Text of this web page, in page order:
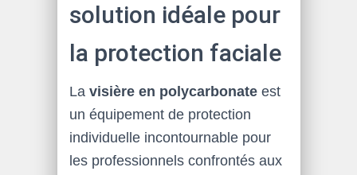
solution idéale pour
la protection faciale
La visière en polycarbonateest
un équipement de protection
individuelle incontournable pour
les professionnels confrontés aux